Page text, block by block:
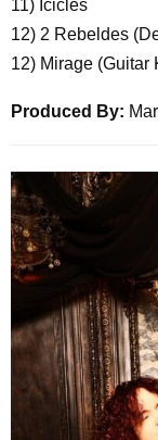
11) Icicles
12) 2 Rebeldes
12) Mirage (Guitar
Produced By: